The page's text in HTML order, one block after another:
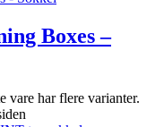
Boxes –
vare har flere varianter.